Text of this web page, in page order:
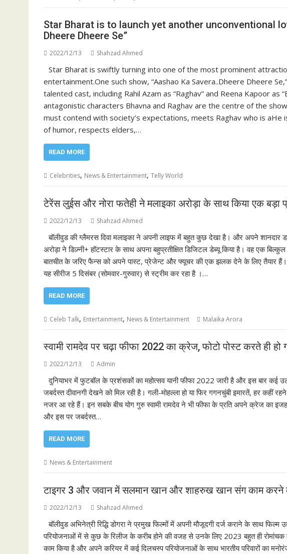
Star Bharat is to launch yet another unconventional
Dheere Dheere Se”
2022/12/13 Shahzad Ahmed
Star Bharat is swiftly turning into one of the most prominent
entertainment.One such show, “Aashao Ka Savera..Dheere Dheere
talented cast, including Rahil Azam as “Raghav” and Reena Kapoor as
antagonistic characters Bhavna and Raghav are the centre of the
must contend with society’s expectations, meets Raghav who is aHe
of humor, respects elders,…
READ MORE
Celebrities, News & Entertainment, Telly World
टेरेंस लुईस और नोरा फतेही ने मलाइका अरोड़ा के साथ किया एक बड़ा
2022/12/13 Shahzad Ahmed
बॉलीवुड की ग्लैमरस दिवा मलाइका ने अपनी लाइफ में बहुत कुछ देखा है। और अपने शानदार
अरोड़ा ने डिज़्नी+ हॉटस्टार के साथ अपना बहुप्रतीक्षित डिजिटल डेब्यू किया है। वह एक
बातचीत के जरिए फैन्स को अपने पास्ट, प्रेजेन्ट और फ्यूचर की एक झलक देने के लिए तैयार हैं।
यह सीरीज 5 दिसंबर (सोमवार-गुरुवार) से स्ट्रीम कर रहा है ।…
READ MORE
Celeb Talk, Entertainment, News & Entertainment Malaika Arora
स्वामी रामदेव पर चढ़ा फीफा 2022 का क्रेज, फोटो पोस्ट करते ही हो
2022/12/13 Admin
दुनियाभर में फुटबॉल के प्रशंसकों का महोत्सव यानी फीफा 2022 जारी है और इस बार
जबर्दस्त दीवानगी देखने को मिल रही है। गली-मोहल्ला हो या फिर गगनचुंबी इमारतें, हर
नजर आ रहे हैं। इन सबके बीच योग गुरु स्वामी रामदेव ने भी फीफा के प्रति अपने क्रेज का
और इस पर जबर्दस्त…
READ MORE
News & Entertainment
टाइगर 3 और जवान में सलमान खान और शाहरुख खान संग काम करने के
2022/12/13 Shahzad Ahmed
बॉलीवुड अभिनेत्री रिद्धि डोगरा ने प्रमुख फिल्मों में अपनी मौजूदगी दर्ज कराने के साथ फिल्म
परियोजनाओं में से कुछ के रिलीज के करीब होने की वजह से उनके लिए 2023 बहुत ही रोमांचक
काम किया है और अपने करियर में कई दिलचस्प परियोजनाओं के साथ भारतीय परिवारों का